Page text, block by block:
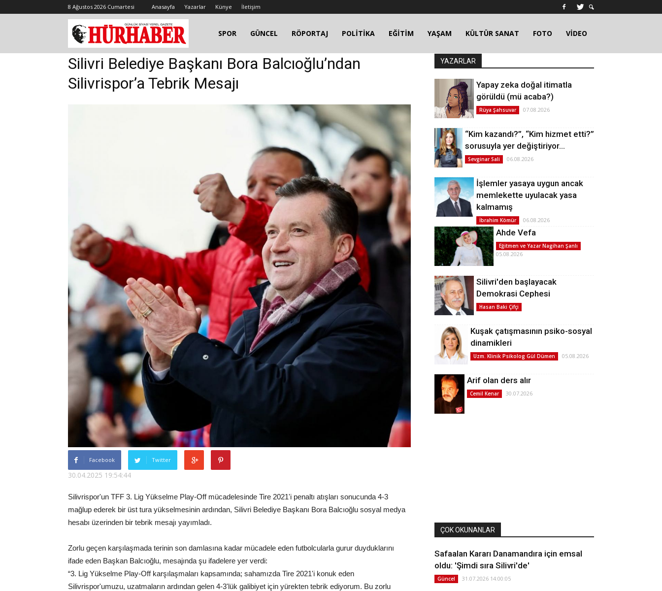
8 Ağustos 2026 Cumartesi Anasayfa Yazarlar Künye İletişim
SPOR GÜNCEL RÖPORTAJ POLİTİKA EĞİTİM YAŞAM KÜLTÜR SANAT FOTO VİDEO
Silivri Belediye Başkanı Bora Balcıoğlu’ndan
Silivrispor’a Tebrik Mesajı
Facebook Twitter
30.04.2025 19:54:44
Silivrispor'un TFF 3. Lig Yükselme Play-Off mücadelesinde Tire 2021'i penaltı atışları sonucunda 4-3
mağlup ederek bir üst tura yükselmesinin ardından, Silivri Belediye Başkanı Bora Balcıoğlu sosyal medya
hesabı üzerinden bir tebrik mesajı yayımladı.
Zorlu geçen karşılaşmada terinin son damlasına kadar mücadele eden futbolcularla gurur duyduklarını
ifade eden Başkan Balcıoğlu, mesajında şu ifadelere yer verdi:
“3. Lig Yükselme Play-Off karşılaşmaları kapsamında; sahamızda Tire 2021'i konuk eden
Silivrispor'umuzu, uzatmaların ardından gelen 4-3'lük galibiyet için yürekten tebrik ediyorum. Bu zorlu
YAZARLAR
Yapay zeka doğal itimatla
görüldü (mü acaba?)
Rüya Şahsuvar 07.08.2026
“Kim kazandı?”, “Kim hizmet etti?”
sorusuyla yer değiştiriyor…
Sevginar Sali 06.08.2026
İşlemler yasaya uygun ancak
memlekette uyulacak yasa
kalmamış
İbrahim Kömür 06.08.2026
Ahde Vefa
Eğitmen ve Yazar Nagihan Şanlı
05.08.2026
Silivri'den başlayacak
Demokrasi Cephesi
Hasan Baki Çifçi
Kuşak çatışmasının psiko-sosyal
dinamikleri
Uzm. Klinik Psikolog Gül Dümen 05.08.2026
Arif olan ders alır
Cemil Kenar 30.07.2026
ÇOK OKUNANLAR
Safaalan Kararı Danamandıra için emsal
oldu: 'Şimdi sıra Silivri'de'
Güncel 31.07.2026 14:00:05